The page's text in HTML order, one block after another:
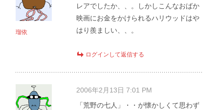
瑠依
レアでしたか、、。しかしこんなおばか
映画にお金をかけられるハリウッドはや
はり羨ましい、、。
ログインして返信する
2006年2月13日 7:01 PM
「荒野の七人」・・が懐かしくて思わず